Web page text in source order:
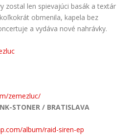
zostal len spievajúci basák a textár
obmenila, kapela bez
a vydáva nové nahrávky.
zemezluc/
STONER / BRATISLAVA
album/raid-siren-ep